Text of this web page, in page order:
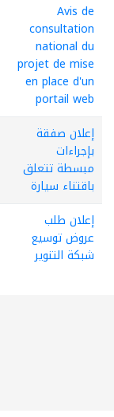
Avis de
consultation
national du
projet de mise
en place d'un
portail web
إعلان صفقة
بإجراءات
مبسطة تتعلق
باقتناء سيارة
إعلان طلب
عروض توسيع
شبكة التنوير